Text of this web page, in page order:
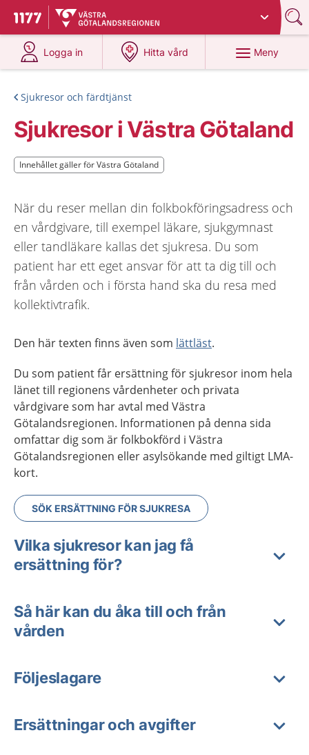
Till startsidan för 1177
Du har valt region
Logga in
på 1177.se
Hitta vård
på 1177.se
Meny
Sjukresor och färdtjänst
Sjukresor i Västra Götaland
Innehållet gäller för Västra Götaland
Innehållet gäller för Västra Götaland
När du reser mellan din folkbokföringsadress och
en vårdgivare, till exempel läkare, sjukgymnast
eller tandläkare kallas det sjukresa. Du som
patient har ett eget ansvar för att ta dig till och
från vården och i första hand ska du resa med
kollektivtrafik.
Den här texten finns även som lättläst.
Du som patient får ersättning för sjukresor inom hela
länet till regionens vårdenheter och privata
vårdgivare som har avtal med Västra
Götalandsregionen. Informationen på denna sida
omfattar dig som är folkbokförd i Västra
Götalandsregionen eller asylsökande med giltigt LMA-
kort.
SÖK ERSÄTTNING FÖR SJUKRESA
Vilka sjukresor kan jag få
ersättning för?
Så här kan du åka till och från
vården
Följeslagare
Ersättningar och avgifter